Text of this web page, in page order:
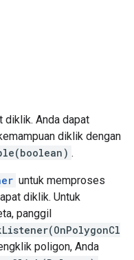
diklik. Anda dapat
diklik dengan
.
untuk memproses
diklik. Untuk
panggil
poligon, Anda